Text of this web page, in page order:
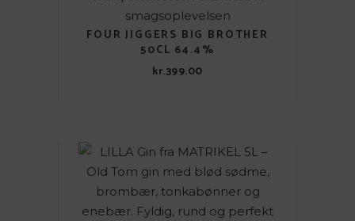
FOUR JIGGERS BIG BROTHER
50CL 64.4%
kr.399.00